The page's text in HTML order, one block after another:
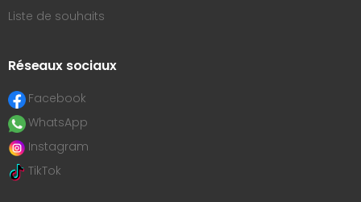
Liste de souhaits
Réseaux sociaux
Facebook
WhatsApp
Instagram
TikTok